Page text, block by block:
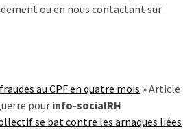
ou en nous contactant sur
au CPF en quatre mois » Article
pour info-socialRH
se bat contre les arnaques liées